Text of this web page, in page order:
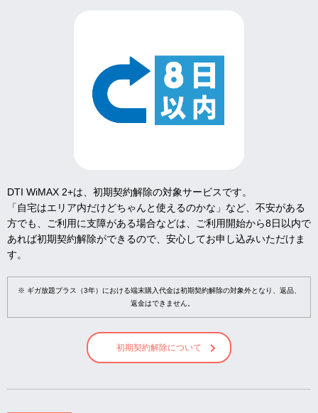
DTI WiMAX 2+は、初期契約解除の対象サービスです。
「自宅はエリア内だけどちゃんと使えるのかな」など、不安がある
方でも、ご利用に支障がある場合などは、ご利用開始から8日以内で
あれば初期契約解除ができるので、安心してお申し込みいただけま
す。
※ ギガ放題プラス（3年）における端末購入代金は初期契約解除の対象外となり、返品、
返金はできません。
初期契約解除について